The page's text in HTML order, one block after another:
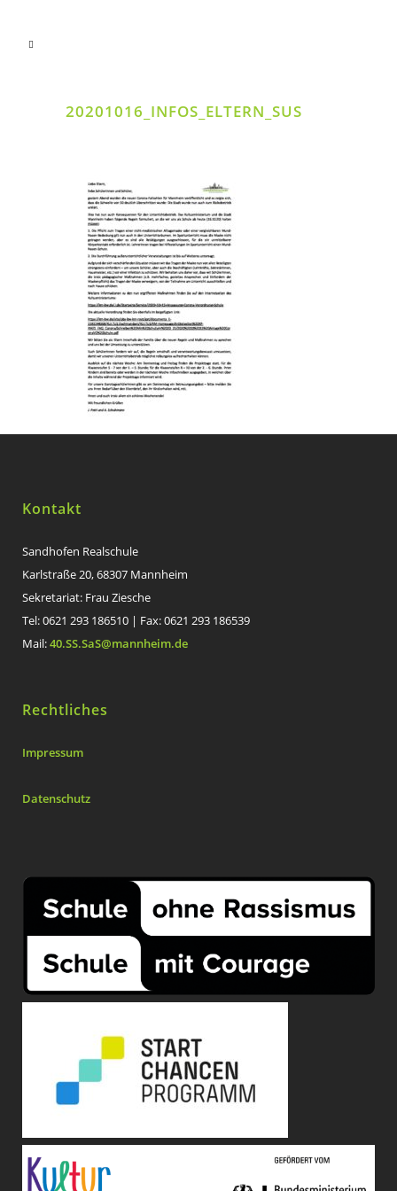
20201016_INFOS_ELTERN_SUS
Kontakt
Sandhofen Realschule
Karlstraße 20, 68307 Mannheim
Sekretariat: Frau Ziesche
Tel: 0621 293 186510 | Fax: 0621 293 186539
Mail:40.SS.SaS@mannheim.de
Rechtliches
Impressum
Datenschutz